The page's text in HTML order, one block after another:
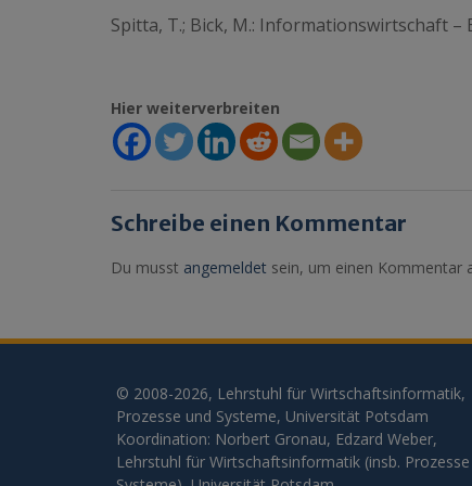
Spitta, T.; Bick, M.: Informationswirtschaft –
Hier weiterverbreiten
Schreibe einen Kommentar
Du musst angemeldet sein, um einen Kommentar
© 2008-2026, Lehrstuhl für Wirtschaftsinformatik,
Prozesse und Systeme, Universität Potsdam
Koordination: Norbert Gronau, Edzard Weber,
Lehrstuhl für Wirtschaftsinformatik (insb.